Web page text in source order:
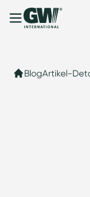
BlogArtikel-